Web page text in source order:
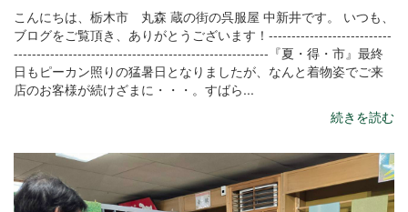
こんにちは、栃木市 丸森 蔵の街の呉服屋 中新井です。 いつも、
ブログをご覧頂き、ありがとうございます！---------------------------
--------------------------------------------------------『夏・得・市』最終
日もピーカン照りの猛暑日となりましたが、なんと着物姿でご来
店のお客様が続けざまに・・・。すばら...
続きを読む